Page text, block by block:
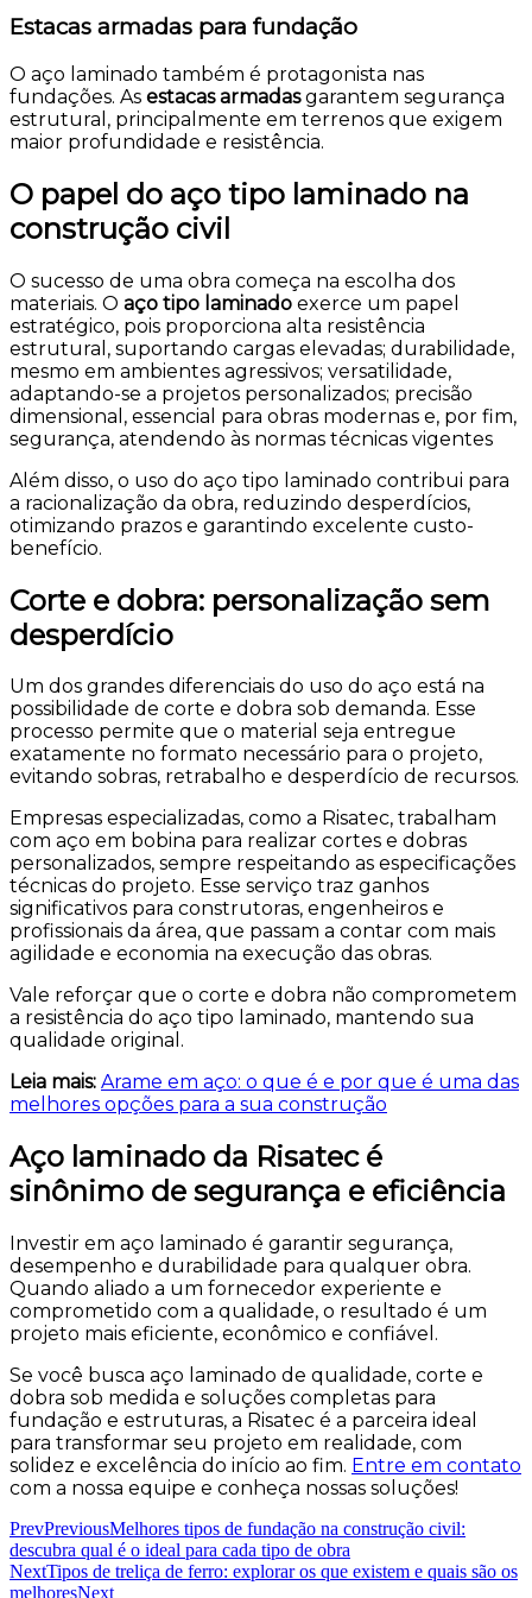
Estacas armadas para fundação
O aço laminado também é protagonista nas
fundações. As estacas armadasgarantem segurança
estrutural, principalmente em terrenos que exigem
maior profundidade e resistência.
O papel do aço tipo laminado na
construção civil
O sucesso de uma obra começa na escolha dos
materiais. O aço tipo laminado exerce um papel
estratégico, pois proporciona alta resistência
estrutural, suportando cargas elevadas; durabilidade,
mesmo em ambientes agressivos; versatilidade,
adaptando-se a projetos personalizados; precisão
dimensional, essencial para obras modernas e, por fim,
segurança, atendendo às normas técnicas vigentes
Além disso, o uso do aço tipo laminado contribui para
a racionalização da obra, reduzindo desperdícios,
otimizando prazos e garantindo excelente custo-
benefício.
Corte e dobra: personalização sem
desperdício
Um dos grandes diferenciais do uso do aço está na
possibilidade de corte e dobra sob demanda. Esse
processo permite que o material seja entregue
exatamente no formato necessário para o projeto,
evitando sobras, retrabalho e desperdício de recursos.
Empresas especializadas, como a Risatec, trabalham
com aço em bobina para realizar cortes e dobras
personalizados, sempre respeitando as especificações
técnicas do projeto. Esse serviço traz ganhos
significativos para construtoras, engenheiros e
profissionais da área, que passam a contar com mais
agilidade e economia na execução das obras.
Vale reforçar que o corte e dobra não comprometem
a resistência do aço tipo laminado, mantendo sua
qualidade original.
Leia mais: Arame em aço: o que é e por que é uma das
melhores opções para a sua construção
Aço laminado da Risatec é
sinônimo de segurança e eficiência
Investir em aço laminado é garantir segurança,
desempenho e durabilidade para qualquer obra.
Quando aliado a um fornecedor experiente e
comprometido com a qualidade, o resultado é um
projeto mais eficiente, econômico e confiável.
Se você busca aço laminado de qualidade, corte e
dobra sob medida e soluções completas para
fundação e estruturas, a Risatec é a parceira ideal
para transformar seu projeto em realidade, com
solidez e excelência do início ao fim. Entre em contato
com a nossa equipe e conheça nossas soluções!
PrevPreviousMelhores tipos de fundação na construção civil:
descubra qual é o ideal para cada tipo de obra
NextTipos de treliça de ferro: explorar os que existem e quais são os
melhoresNext